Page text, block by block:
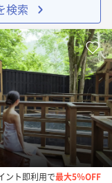
検索
ント即利用で最大5％OFF